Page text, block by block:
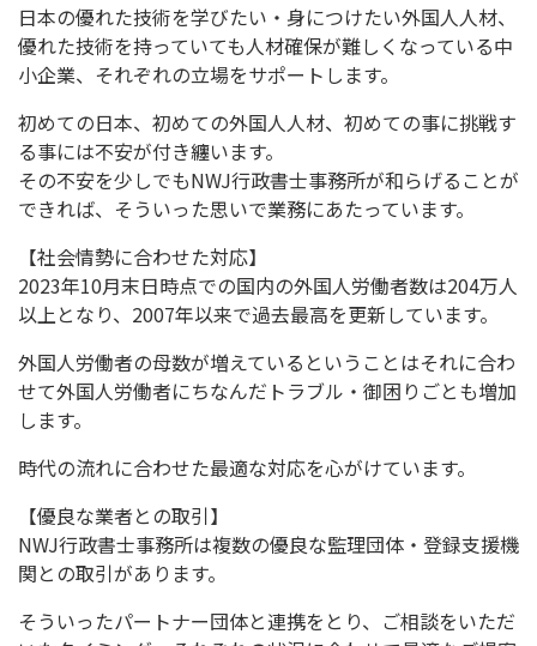
日本の優れた技術を学びたい・身につけたい外国人人材、
優れた技術を持っていても人材確保が難しくなっている中
小企業、 それぞれの立場をサポートします。
初めての日本、初めての外国人人材、 初めての事に挑戦す
る事には不安が付き纏います。
その不安を少しでもNWJ行政書士事務所が和らげることが
できれば、そういった思いで業務にあたっています。
【社会情勢に合わせた対応】
2023年10月末日時点での国内の外国人労働者数は204万人
以上となり、2007年以来で過去最高を更新しています。
外国人労働者の母数が増えているということはそれに合わ
せて外国人労働者にちなんだトラブル・御困りごとも増加
します。
時代の流れに合わせた最適な対応を心がけています。
【優良な業者との取引】
NWJ行政書士事務所は複数の優良な監理団体・ 登録支援機
関との取引があります。
そういったパートナー団体と連携をとり、 ご相談をいただ